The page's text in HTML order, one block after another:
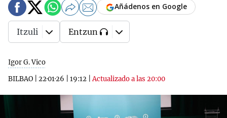
Igor G. Vico
BILBAO
22·01·26 19:12 |Actualizado a las 20:00
Añádenos en Google
Itzuli Entzun